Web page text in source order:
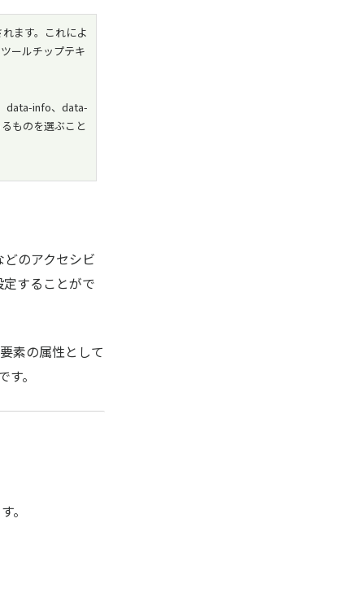
ます。これによ
ールチップテキ
data-info、data-
ものを選ぶこと
のアクセシビ
することがで
素の属性として
。
。